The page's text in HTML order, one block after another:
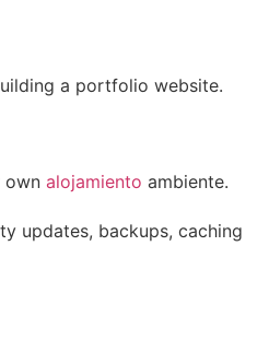
a portfolio website.
own alojamiento ambiente.
updates, backups, caching